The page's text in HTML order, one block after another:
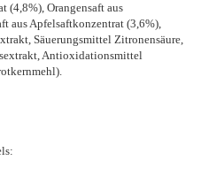
(4,8%), Orangensaft aus
aus Apfelsaftkonzentrat (3,6%),
Säuerungsmittel Zitronensäure,
Antioxidationsmittel